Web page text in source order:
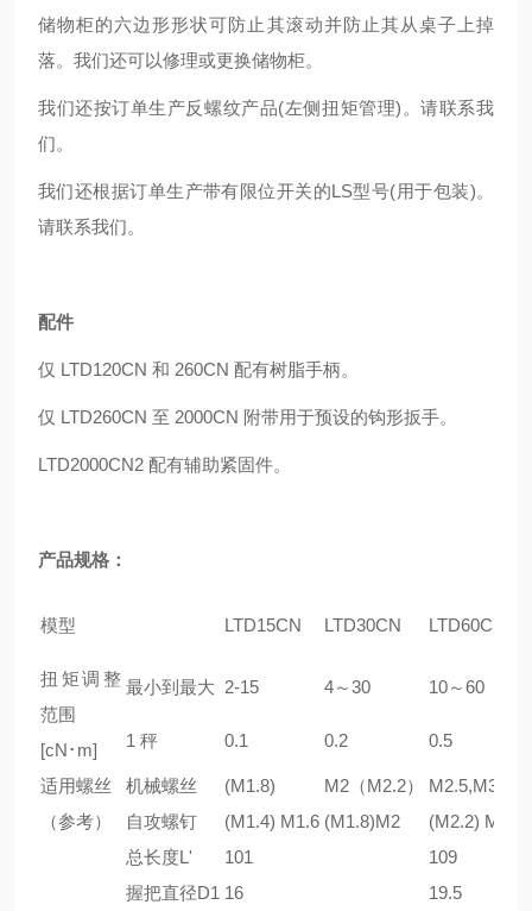
储物柜的六边形形状可防止其滚动并防止其从桌子上掉
落。我们还可以修理或更换储物柜。
我们还按订单生产反螺纹产品(左侧扭矩管理)。请联系我
们。
我们还根据订单生产带有限位开关的LS型号(用于包装)。
请联系我们。
配件
仅 LTD120CN 和 260CN 配有树脂手柄。
仅 LTD260CN 至 2000CN 附带用于预设的钩形扳手。
LTD2000CN2 配有辅助紧固件。
产品规格：
模型 LTD15CN LTD30CN LTD60CN
扭矩调整
范围
[cN･m]
最小到最大 2-15 4～30 10～60
1 秤 0.1 0.2 0.5
适用螺丝
（参考）
机械螺丝 (M1.8) M2（M2.2） M2.5,M3
自攻螺钉
(M1.4) M1.6 (M1.8)M2 (M2.2) M2.5
总长度L' 101 109
握把直径D1 16 19.5